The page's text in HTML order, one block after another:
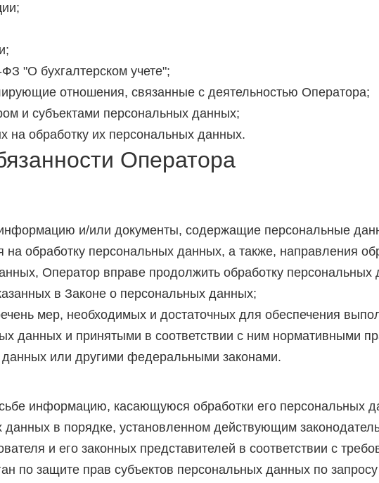
"О бухгалтерском учете";
отношения, связанные с деятельностью Оператора;
и субъектами персональных данных;
на обработку их персональных данных.
Оператора
и/или документы, содержащие персональные
на обработку персональных данных, а также, направления
Оператор вправе продолжить обработку персональных
в Законе о персональных данных;
мер, необходимых и достаточных для обеспечения
данных и принятыми в соответствии с ним нормативными
или другими федеральными законами.
информацию, касающуюся обработки его персональных
данных в порядке, установленном действующим
и его законных представителей в соответствии с
по защите прав субъектов персональных данных по